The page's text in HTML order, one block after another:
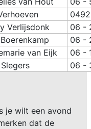
Verlijsdonk
06 -
06 -
van Eijk
06 -
06 -
je wilt een avond
dat de